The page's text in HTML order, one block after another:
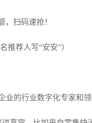
，扫码速抢！
推荐人写“安安”）
业的行业数字化专家和领